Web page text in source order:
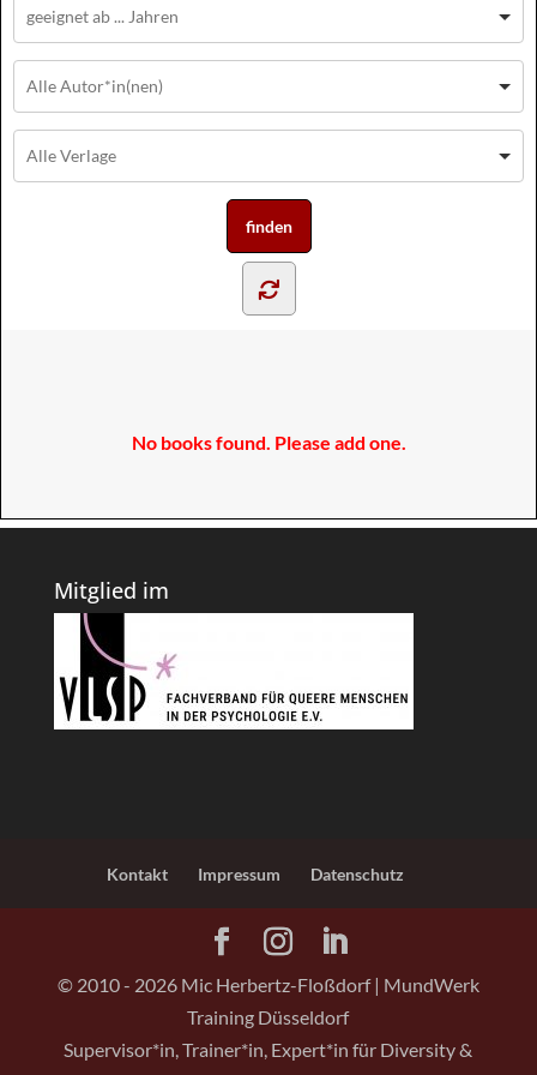
No books found. Please add one.
Mitglied im
Kontakt Impressum Datenschutz
© 2010 - 2026Mic Herbertz-Floßdorf | MundWerk
Training Düsseldorf
Supervisor*in, Trainer*in, Expert*in für Diversity &